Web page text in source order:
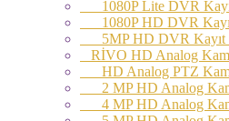
1080P Lite DVR
1080P HD DVR
5MP HD DVR Kayıt
RİVO HD Analog
HD Analog PTZ
2 MP HD Analog
4 MP HD Analog